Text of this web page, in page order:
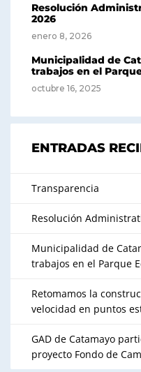
Resolución
2026
enero 8, 2026
Municipalidad de
trabajos en el
octubre 16, 2025
ENTRADAS
Transparencia
Resolución
Municipalidad de
trabajos en el Parque
Retomamos la
velocidad en puntos
GAD de Catamayo
proyecto Fondo de